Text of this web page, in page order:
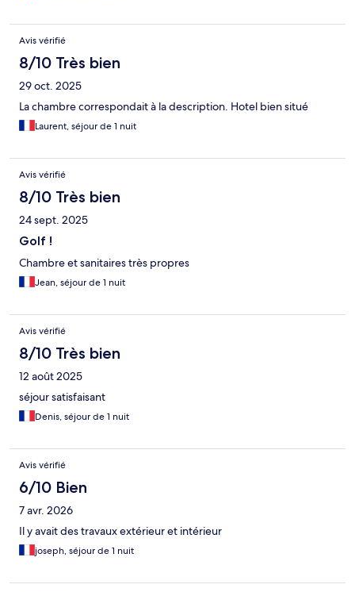
Avis vérifié
8/10 Très bien
29 oct. 2025
La chambre correspondait à la description. Hotel bien situé
Laurent, séjour de 1 nuit
Avis vérifié
8/10 Très bien
24 sept. 2025
Golf !
Chambre et sanitaires très propres
Jean, séjour de 1 nuit
Avis vérifié
8/10 Très bien
12 août 2025
séjour satisfaisant
Denis, séjour de 1 nuit
Avis vérifié
6/10 Bien
7 avr. 2026
Il y avait des travaux extérieur et intérieur
joseph, séjour de 1 nuit